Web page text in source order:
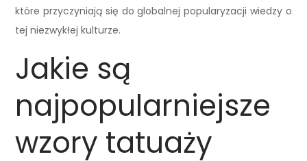
które przyczyniają się do globalnej popularyzacji wiedzy o
tej niezwykłej kulturze.
Jakie są
najpopularniejsze
wzory tatuaży